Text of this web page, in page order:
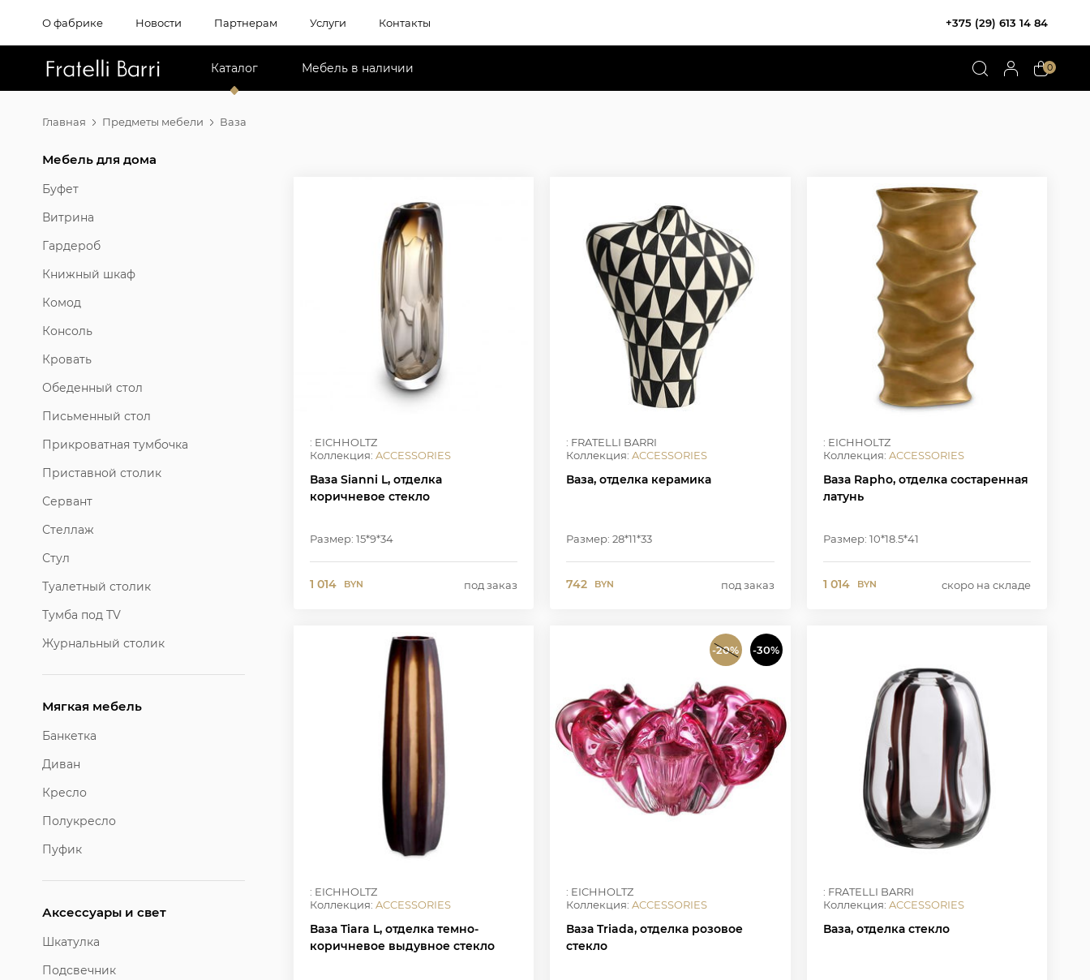
О фабрике Новости Партнерам Услуги Контакты +375 (29) 613 14 84
Каталог Мебель в наличии 0
Главная Предметы мебели Ваза
Мебель для дома
Буфет
Витрина
Гардероб
Книжный шкаф
Комод
Консоль
Кровать
Обеденный стол
Письменный стол
Прикроватная тумбочка
Приставной столик
Сервант
Стеллаж
Стул
Туалетный столик
Тумба под TV
Журнальный столик
Мягкая мебель
Банкетка
Диван
Кресло
Полукресло
Пуфик
Аксессуары и свет
Шкатулка
Подсвечник
: EICHHOLTZ
Коллекция: ACCESSORIES
Ваза Sianni L, отделка
коричневое стекло
Размер: 15*9*34
1 014 BYN под заказ
: FRATELLI BARRI
Коллекция:ACCESSORIES
Ваза, отделка керамика
Размер: 28*11*33
742 BYN под заказ
: EICHHOLTZ
Коллекция: ACCESSORIES
Ваза Rapho, отделка состаренная
латунь
Размер: 10*18.5*41
1 014 BYN скоро на складе
: EICHHOLTZ
Коллекция: ACCESSORIES
Ваза Tiara L, отделка темно-
коричневое выдувное стекло
-20% -30%
: EICHHOLTZ
Коллекция:ACCESSORIES
Ваза Triada, отделка розовое
стекло
: FRATELLI BARRI
Коллекция: ACCESSORIES
Ваза, отделка стекло